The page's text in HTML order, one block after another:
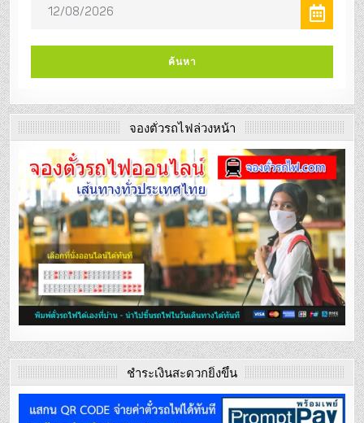
จองตั๋วรถไฟล่วงหน้า
ชำระเงินสะดวกยิ่งขึ้น